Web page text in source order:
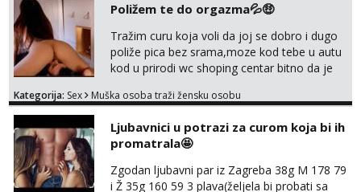
poljupce po tijelu koji me jako
pale,obozavam kad muskarac preuzme
kontrolu . javi se :) Klikni na link ispod i nadji
me tamo, cekam te!
Poližem te do orgazma💦🤑
Tražim curu koja voli da joj se dobro i dugo
poliže pica bez srama,moze kod tebe u autu
kod u prirodi wc shoping centar bitno da je
jer nisam solo. Zgodan sam i diskretan,sliku
za brz dogovor Kontakt 0958759047
Kategorija: Sex Muška osoba traži žensku osobu
Ljubavnici u potrazi za curom koja bi ih
promatrala🤩
Zgodan ljubavni par iz Zagreba 38g M 178 79
i Ž 35g 160 59 3 plava(željela bi probati sa